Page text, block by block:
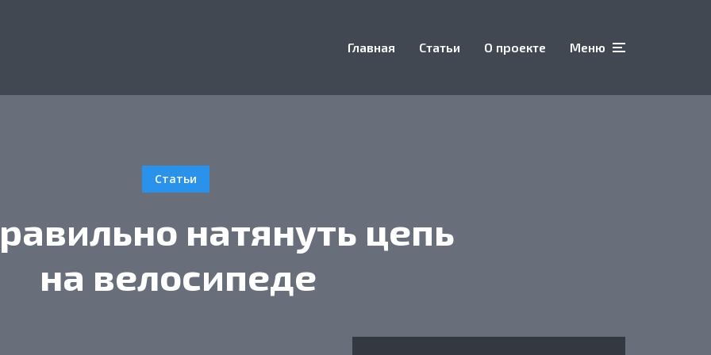
Главная Статьи О проекте Меню
Статьи
натянуть цепь
на велосипеде